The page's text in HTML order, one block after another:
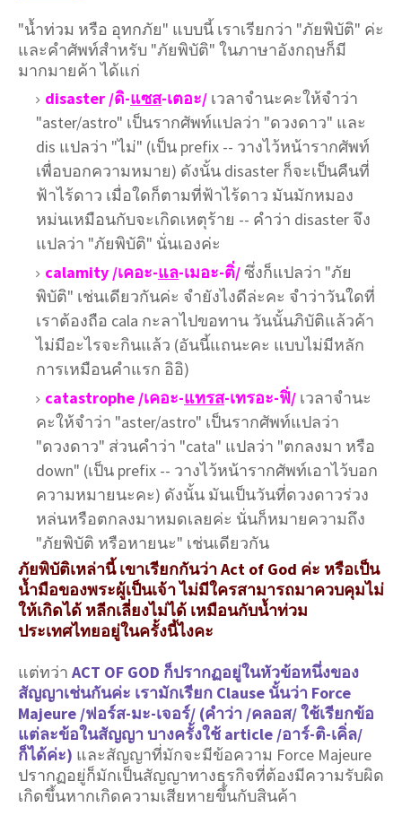
"น้ำท่วม หรือ อุทกภัย" แบบนี้ เราเรียกว่า "ภัยพิบัติ" ค่ะ
และคำศัพท์สำหรับ "ภัยพิบัติ" ในภาษาอังกฤษก็มี
มากมายค้า ได้แก่
disaster /ดิ-แซส-เตอะ/ เวลาจำนะคะให้จำว่า
"aster/astro" เป็นรากศัพท์แปลว่า "ดวงดาว" และ
dis แปลว่า "ไม่" (เป็น prefix -- วางไว้หน้ารากศัพท์
เพื่อบอกความหมาย) ดังนั้น disaster ก็จะเป็นคืนที่
ฟ้าไร้ดาว เมื่อใดก็ตามที่ฟ้าไร้ดาว มันมักหมอง
หม่นเหมือนกับจะเกิดเหตุร้าย -- คำว่า disaster จึง
แปลว่า "ภัยพิบัติ" นั่นเองค่ะ
calamity /เคอะ-แล-เมอะ-ติ่/ซึ่งก็แปลว่า "ภัย
พิบัติ" เช่นเดียวกันค่ะ จำยังไงดีล่ะคะ จำว่าวันใดที่
เราต้องถือ cala กะลาไปขอทาน วันนั้นภิบัติแล้วค้า
ไม่มีอะไรจะกินแล้ว (อันนี้แถนะคะ แบบไม่มีหลัก
การเหมือนคำแรก อิอิ)
catastrophe /เคอะ-แทรส-เทรอะ-ฟิ่/ เวลาจำนะ
คะให้จำว่า "aster/astro" เป็นรากศัพท์แปลว่า
"ดวงดาว" ส่วนคำว่า "cata" แปลว่า "ตกลงมา หรือ
down" (เป็น prefix -- วางไว้หน้ารากศัพท์เอาไว้บอก
ความหมายนะคะ) ดังนั้น มันเป็นวันที่ดวงดาวร่วง
หล่นหรือตกลงมาหมดเลยค่ะ นั่นก็หมายความถึง
"ภัยพิบัติ หรือหายนะ" เช่นเดียวกัน
ภัยพิบัติเหล่านี้ เขาเรียกกันว่า Act of God ค่ะ หรือเป็น
น้ำมือของพระผู้เป็นเจ้า ไม่มีใครสามารถมาควบคุมไม่
ให้เกิดได้ หลีกเลี่ยงไม่ได้ เหมือนกับน้ำท่วม
ประเทศไทยอยู่ในครั้งนี้ไงคะ
แต่ทว่า ACT OF GOD ก็ปรากฏอยู่ในหัวข้อหนึ่งของ
สัญญาเช่นกันค่ะ เรามักเรียก Clause นั้นว่า Force
Majeure /ฟอร์ส-มะ-เจอร์/ (คำว่า /คลอส/ ใช้เรียกข้อ
แต่ละข้อในสัญญา บางครั้งใช้ article /อาร์-ติ-เคิ่ล/
ก็ได้ค่ะ) และสัญญาที่มักจะมีข้อความ Force Majeure
ปรากฏอยู่ก็มักเป็นสัญญาทางธุรกิจที่ต้องมีความรับผิด
เกิดขึ้นหากเกิดความเสียหายขึ้นกับสินค้า